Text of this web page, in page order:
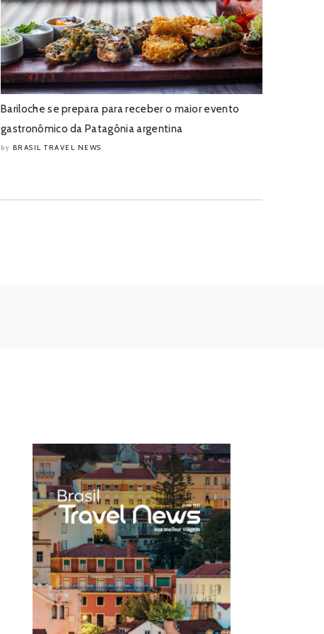
Bariloche se prepara para receber o maior evento
gastronômico da Patagônia argentina
by BRASIL TRAVEL NEWS